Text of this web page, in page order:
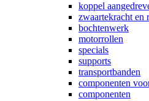
koppel
zwaartekracht en
bochtenwerk
motorrollen
specials
supports
transportbanden
componenten
componenten